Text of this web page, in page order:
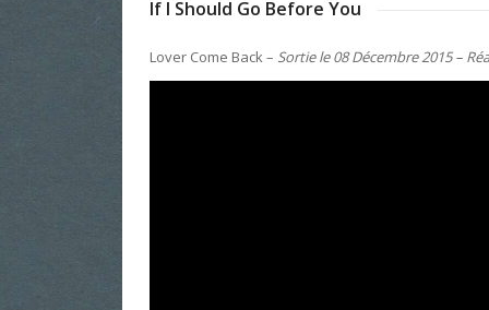
If I Should Go Before You
Lover Come Back – Sortie le 08 Décembre 2015 –